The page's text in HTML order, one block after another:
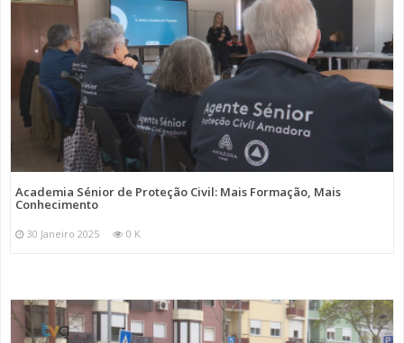
Academia Sénior de Proteção Civil: Mais Formação, Mais
Conhecimento
30 Janeiro 2025 0 K